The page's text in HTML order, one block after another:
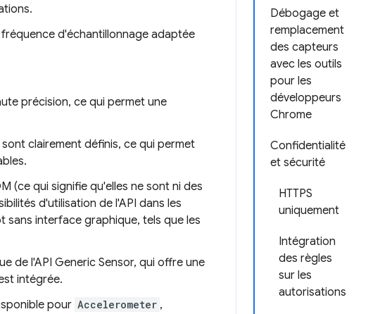
Débogage et
remplacement
des capteurs
avec les outils
pour les
développeurs
Chrome
Confidentialité
et sécurité
HTTPS
uniquement
Intégration
des règles
sur les
autorisations
d'échantillonnage adaptée
précision, ce qui permet une
clairement définis, ce qui permet
(ce qui signifie qu'elles ne sont ni des
d'utilisation de l'API dans les
sans interface graphique, tels que les
de l'API Generic Sensor, qui offre une
intégrée.
pour Accelerometer ,